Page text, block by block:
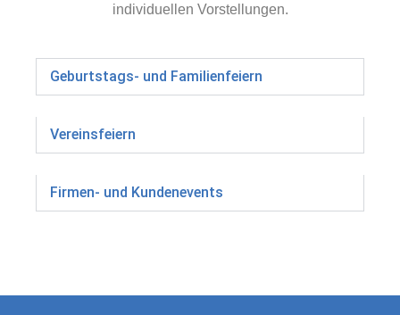
individuellen Vorstellungen.
Geburtstags- und Familienfeiern
Vereinsfeiern
Firmen- und Kundenevents